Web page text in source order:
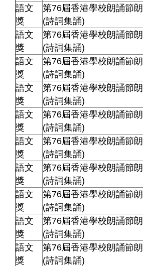
語文
獎
第76屆香港學校朗誦節
(詩詞集誦)
語文
獎
第76屆香港學校朗誦節
(詩詞集誦)
語文
獎
第76屆香港學校朗誦節
(詩詞集誦)
語文
獎
第76屆香港學校朗誦節
(詩詞集誦)
語文
獎
第76屆香港學校朗誦節
(詩詞集誦)
語文
獎
第76屆香港學校朗誦節
(詩詞集誦)
語文
獎
第76屆香港學校朗誦節
(詩詞集誦)
語文
獎
第76屆香港學校朗誦節
(詩詞集誦)
語文
獎
第76屆香港學校朗誦節
(詩詞集誦)
語文
獎
第76屆香港學校朗誦節
(詩詞集誦)